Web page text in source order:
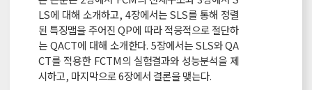
LS에 대해 소개하고, 4장에서는 SLS를 통해 정렬
된 특징맵을 주어진 QP에 따라 적응적으로 절단하
는 QACT에 대해 소개한다. 5장에서는 SLS와 QA
CT를 적용한 FCTM의 실험결과와 성능분석을 제
시하고, 마지막으로 6장에서 결론을 맺는다.